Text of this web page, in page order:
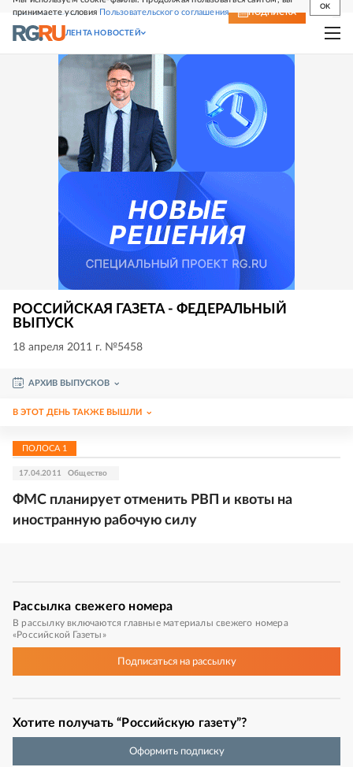
принимаете условия Пользовательского соглашения
OK
СВЕЖИЙ НОМЕР ПОДПИСКА
ЛЕНТА НОВОСТЕЙ
РОССИЙСКАЯ ГАЗЕТА - ФЕДЕРАЛЬНЫЙ
ВЫПУСК
18 апреля 2011 г. №5458
АРХИВ ВЫПУСКОВ
В ЭТОТ ДЕНЬ ТАКЖЕ ВЫШЛИ
ПОЛОСА 1
17.04.2011 Общество
ФМС планирует отменить РВП и квоты на
иностранную рабочую силу
Рассылка свежего номера
В рассылку включаются главные материалы свежего номера
«Российской Газеты»
Подписатьсяна рассылку
Хотите получать “Российскую газету”?
Оформить подписку